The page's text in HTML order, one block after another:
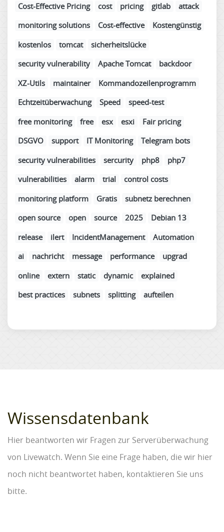
Cost-Effective Pricing
cost pricing gitlab
attack
monitoring solutions
Cost-effective
Kostengünstig
kostenlos
tomcat
sicherheitslücke
security vulnerability
Apache Tomcat
backdoor
XZ-Utils
maintainer
Kommandozeilenprogramm
Echtzeitüberwachung
Speed
speed-test
free monitoring
free esx esxi
Fair pricing
DSGVO
support IT Monitoring
Telegram bots
security vulnerabilities
sercurity php8
php7
vulnerabilities
alarm trial
control costs
monitoring platform
Gratis
subnetz berechnen
open source
open source 2025
Debian 13
release
ilert IncidentManagement
Automation
ai
nachricht message performance
upgrad
online
extern static dynamic
explained
best practices
subnets splitting aufteilen
Wissensdatenbank
Hier beantworten wir Fragen zur Serverüberwachung
von Livewatch. Wenn Sie eine Frage haben, die wir hier
noch nicht beantwortet haben, kontaktieren Sie uns
bitte.